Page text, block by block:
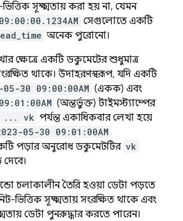
ভিত্তিক সূক্ষ্মতায় করা হয় না, যেমন
সেগুলোতে একটি
অনেক পুরোনো।
ক্ষেত্রে একটি ডকুমেন্টের শুধুমাত্র
থাকে। উদাহরণস্বরূপ, যদি একটি
05-30 09:00:00AM (একক) এবং
(অন্তর্ভুক্ত) টাইমস্ট্যাম্পের
... vk পর্যন্ত একাধিকবার লেখা হয়ে
05-30 09:01:00AM
পড়ার অনুরোধ ডকুমেন্টটির vk
চলাকালীন তৈরি হওয়া ডেটা পড়তে
ভিত্তিক সূক্ষ্মতায় সংরক্ষিত থাকে এবং
ডেটা পুনরুদ্ধার করতে পারেন।